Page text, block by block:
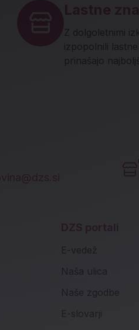
Lastne
Z dolgoletnimi
izpopolnili
prinašajo
DZS portali
E-vedež
Naša ulica
Naše zgodbe
E-slovarji